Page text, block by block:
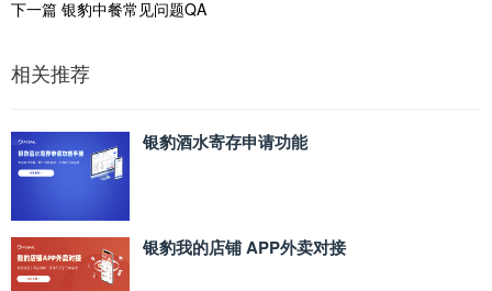
下一篇 银豹中餐常见问题QA
相关推荐
银豹酒水寄存申请功能
银豹我的店铺 APP外卖对接